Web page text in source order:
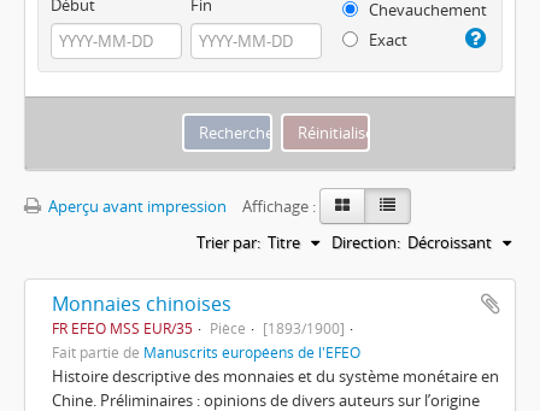
Début Fin
Chevauchement
Exact
Aperçu avant impression
Affichage :
Trier par: Titre Direction: Décroissant
Monnaies chinoises
FR EFEO MSS EUR/35 Pièce
[1893/1900]
Fait partie de Manuscrits européens de l'EFEO
Histoire descriptive des monnaies et du système monétaire en
Chine. Préliminaires : opinions de divers auteurs sur l’origine